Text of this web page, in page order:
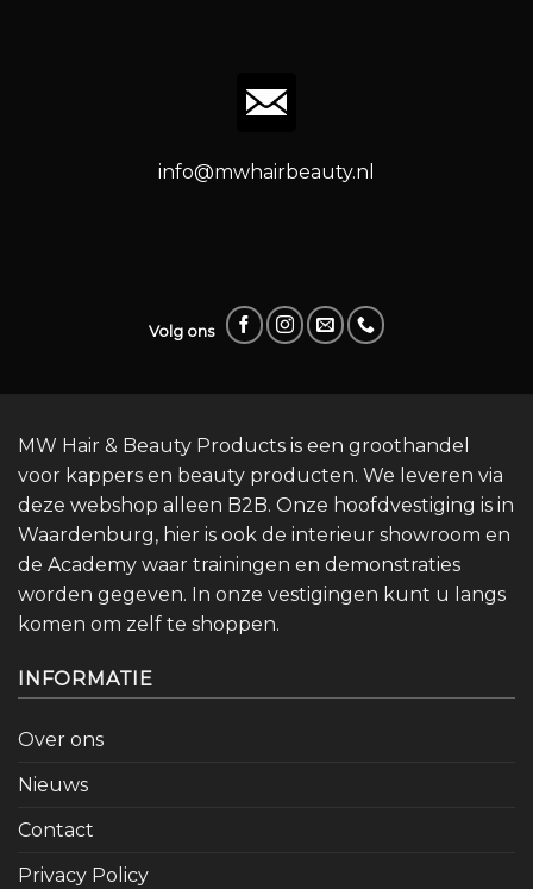
info@mwhairbeauty.nl
Volg ons
MW Hair & Beauty Products is een groothandel
voor kappers en beauty producten. We leveren via
deze webshop alleen B2B. Onze hoofdvestiging is in
Waardenburg, hier is ook de interieur showroom en
de Academy waar trainingen en demonstraties
worden gegeven. In onze vestigingen kunt u langs
komen om zelf te shoppen.
INFORMATIE
Over ons
Nieuws
Contact
Privacy Policy